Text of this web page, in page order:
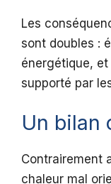
Les
sont doubles :
énergétique,
supporté par
Un bilan
Contrairement
chaleur mal